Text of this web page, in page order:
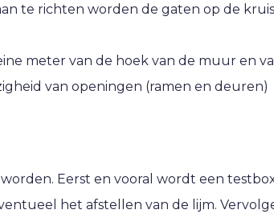
te richten worden de gaten op de
meter van de hoek van de muur en
van openingen (ramen en deuren)
Eerst en vooral wordt een
het afstellen van de lijm.